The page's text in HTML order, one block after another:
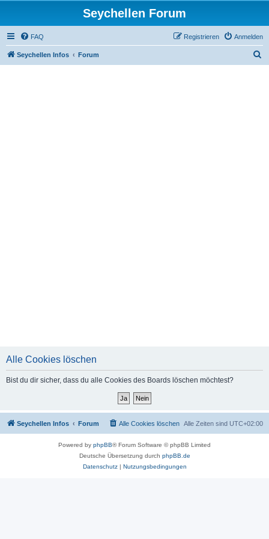
Seychellen Forum
FAQ Anmelden
Registrieren
Seychellen Infos Forum
Alle Cookies löschen
Bist du dir sicher, dass du alle Cookies des Boards löschen möchtest?
Seychellen Infos Forum Alle Zeiten sind UTC+02:00
Alle Cookies löschen
Powered by phpBB® Forum Software © phpBB Limited
Deutsche Übersetzung durch phpBB.de
Datenschutz| Nutzungsbedingungen